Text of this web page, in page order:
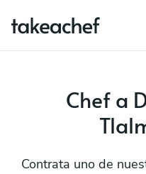
Chef a
Contrata uno de